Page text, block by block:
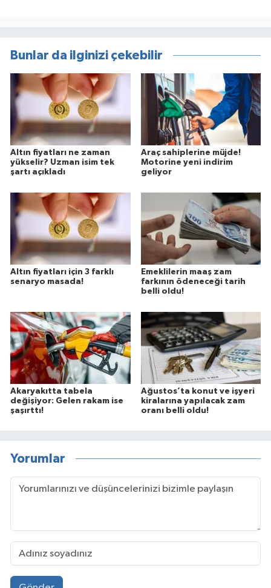
Bunlar da ilginizi çekebilir
Altın fiyatları ne zaman
yükselir? Uzman isim tek
şartı açıkladı
Araç sahiplerine müjde!
Motorine yeni indirim
geliyor
Altın fiyatları için 3 farklı
senaryo masada!
Emeklilerin maaş zam
farkının ödeneceği tarih
belli oldu!
Akaryakıtta tabela
değişiyor: Gelen rakam ise
şaşırttı!
Ağustos’ta konut ve işyeri
kiralarına yapılacak zam
oranı belli oldu!
Yorumlar